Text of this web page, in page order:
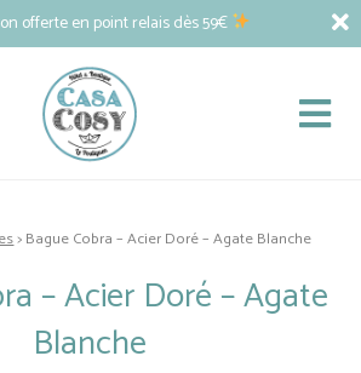
offerte en point relais dès 59€
> Bague Cobra – Acier Doré – Agate Blanche
– Acier Doré – Agate
Blanche